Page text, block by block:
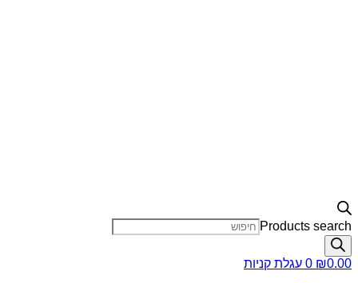
Products search
₪0.00
0 עגלת קניות